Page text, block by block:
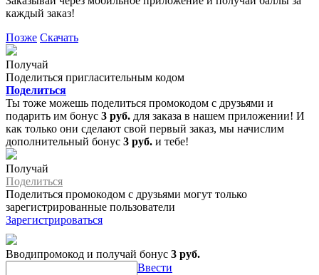
каждый заказ!
Позже Скачать
Получай
Поделиться пригласительным кодом
Поделиться
Ты тоже можешь поделиться промокодом с друзьями и
подарить им бонус 3 руб. для заказа в нашем приложении! И
как только они сделают свой первый заказ, мы начислим
дополнительный бонус 3 руб. и тебе!
Получай
Поделиться
Поделиться промокодом с друзьями могут только
зарегистрированные пользователи
Зарегистрироваться
Вводипромокод и получай бонус 3 руб.
Ввести